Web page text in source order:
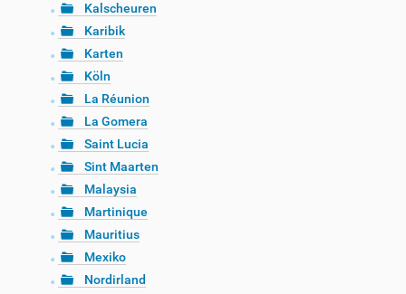
Kalscheuren
Karibik
Karten
Köln
La Réunion
La Gomera
Saint Lucia
Sint Maarten
Malaysia
Martinique
Mauritius
Mexiko
Nordirland